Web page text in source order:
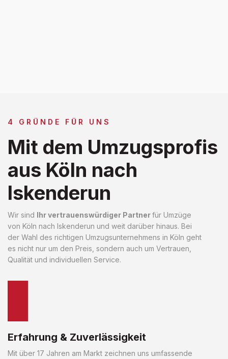
4 GRÜNDE FÜR UNS
Mit dem Umzugsprofis
aus Köln nach
Iskenderun
Wir sind Ihr vertrauenswürdiger Partnerfür Umzüge
von Köln nach Iskenderun und weit darüber hinaus. Bei
der Wahl des richtigen Umzugsunternehmens in Köln geht
es nicht nur um den Preis, sondern auch um Vertrauen,
Qualität und individuellen Service.
Erfahrung & Zuverlässigkeit
Mit über 17 Jahren am Markt zeichnen uns umfassende